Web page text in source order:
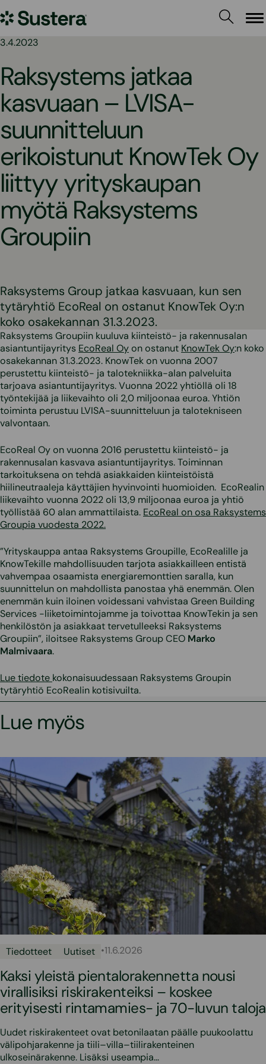
sisältöön
Sustera
3.4.2023
Raksystems jatkaa
kasvuaan – LVISA-
suunnitteluun
erikoistunut KnowTek Oy
liittyy yrityskaupan
myötä Raksystems
Groupiin
Raksystems Group jatkaa kasvuaan, kun sen
tytäryhtiö EcoReal on ostanut KnowTek Oy:n
koko osakekannan 31.3.2023.
Raksystems Groupiin kuuluva kiinteistö- ja rakennusalan
asiantuntijayritys EcoReal Oyon ostanut KnowTek Oy:n koko
osakekannan 31.3.2023. KnowTek on vuonna 2007
perustettu kiinteistö- ja talotekniikka-alan palveluita
tarjoava asiantuntijayritys. Vuonna 2022 yhtiöllä oli 18
työntekijää ja liikevaihto oli 2,0 miljoonaa euroa. Yhtiön
toiminta perustuu LVISA-suunnitteluun ja talotekniseen
valvontaan.
EcoReal Oy on vuonna 2016 perustettu kiinteistö- ja
rakennusalan kasvava asiantuntijayritys. Toiminnan
tarkoituksena on tehdä asiakkaiden kiinteistöistä
hiilineutraaleja käyttäjien hyvinvointi huomioiden. EcoRealin
liikevaihto vuonna 2022 oli 13,9 miljoonaa euroa ja yhtiö
työllistää 60 alan ammattilaista. EcoReal on osa Raksystems
Groupia vuodesta 2022.
”Yrityskauppa antaa Raksystems Groupille, EcoRealille ja
KnowTekille mahdollisuuden tarjota asiakkailleen entistä
vahvempaa osaamista energiaremonttien saralla, kun
suunnittelun on mahdollista panostaa yhä enemmän. Olen
enemmän kuin iloinen voidessani vahvistaa Green Building
Services -liiketoimintojamme ja toivottaa KnowTekin ja sen
henkilöstön ja asiakkaat tervetulleeksi Raksystems
Groupiin”, iloitsee Raksystems Group CEO Marko
Malmivaara.
Lue tiedote kokonaisuudessaan Raksystems Groupin
tytäryhtiö EcoRealin kotisivuilta.
Lue myös
Tiedotteet Uutiset •11.6.2026
Kaksi yleistä pientalorakennetta nousi
virallisiksi riskirakenteiksi – koskee
erityisesti rintamamies- ja 70-luvun taloja
Uudet riskirakenteet ovat betonilaatan päälle puukoolattu
välipohjarakenne ja tiili–villa–tiilirakenteinen
ulkoseinärakenne. Lisäksi useampia…